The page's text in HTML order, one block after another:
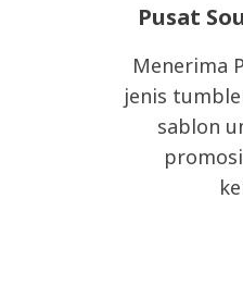
Pusat
Menerima
jenis
sablon